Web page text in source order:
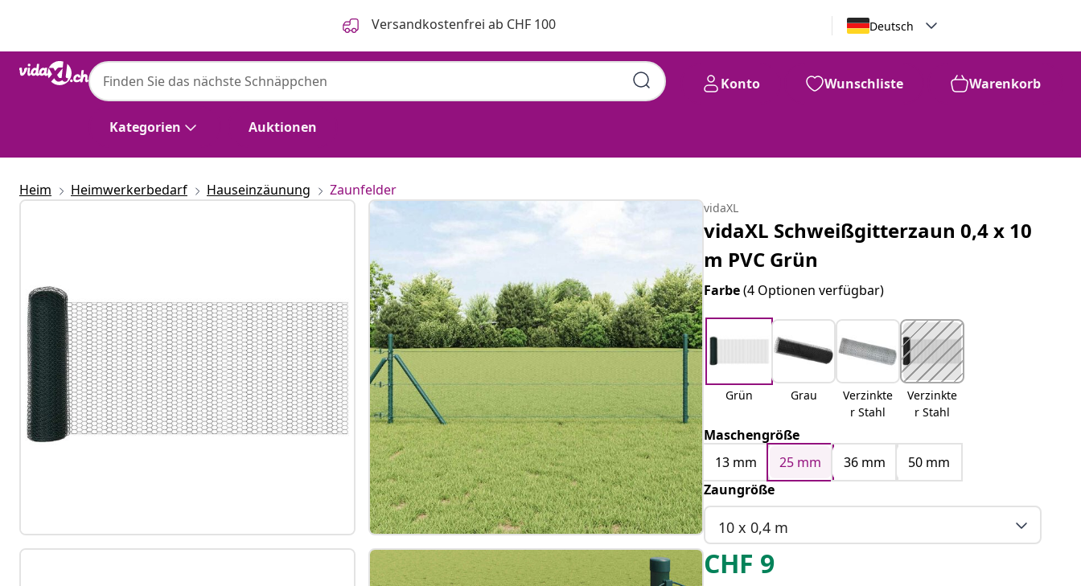
Versandkostenfrei ab CHF 100 Deutsch
Kategorien Auktionen
Konto Wunschliste Warenkorb
Heim Heimwerkerbedarf Hauseinzäunung Zaunfelder
vidaXL
vidaXL Schweißgitterzaun 0,4 x 10
m PVC Grün
Farbe(4 Optionen verfügbar)
Grün Grau
Verzinkte
r Stahl
Verzinkte
r Stahl
Maschengröße
13 mm
25 mm 36 mm
50 mm
Zaungröße
10 x 0,4 m
CHF 9